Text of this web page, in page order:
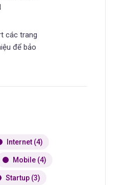
các trang
để bảo
Internet (4)
Mobile (4)
Startup (3)